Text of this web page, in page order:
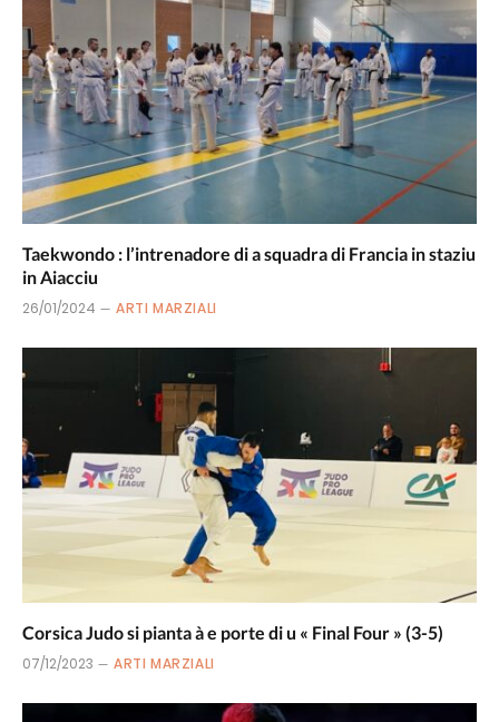
Taekwondo : l’intrenadore di a squadra di Francia in staziu
in Aiacciu
26/01/2024 ARTI MARZIALI
Corsica Judo si pianta à e porte di u « Final Four » (3-5)
07/12/2023 ARTI MARZIALI